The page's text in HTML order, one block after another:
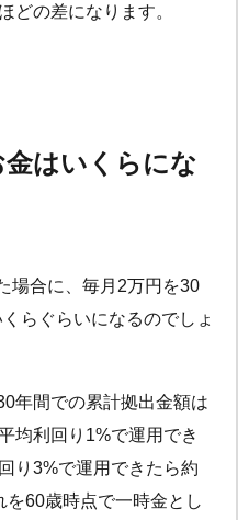
どの差になります。
はいくらにな
場合に、毎月2万円を30
らぐらいになるのでしょ
年間での累計拠出金額は
均利回り1%で運用でき
り3%で運用できたら約
60歳時点で一時金とし